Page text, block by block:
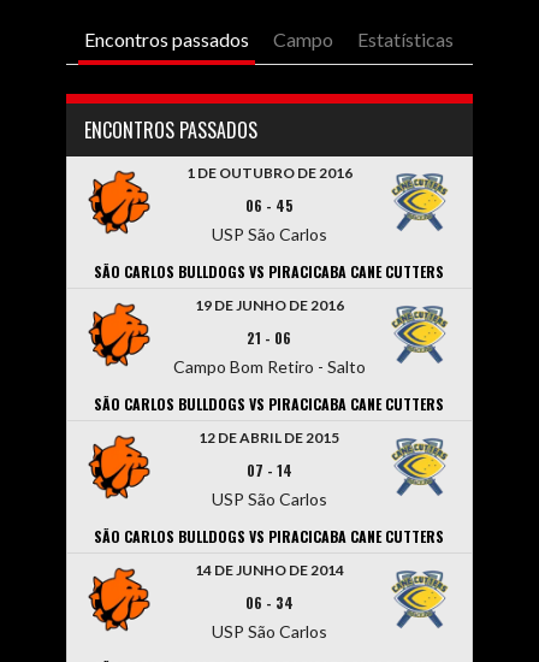
Encontros passados Campo Estatísticas
ENCONTROS PASSADOS
1 DE OUTUBRO DE 2016
06 - 45
USP São Carlos
SÃO CARLOS BULLDOGS VS PIRACICABA CANE CUTTERS
19 DE JUNHO DE 2016
21 - 06
Campo Bom Retiro - Salto
SÃO CARLOS BULLDOGS VS PIRACICABA CANE CUTTERS
12 DE ABRIL DE 2015
07 - 14
USP São Carlos
SÃO CARLOS BULLDOGS VS PIRACICABA CANE CUTTERS
14 DE JUNHO DE 2014
06 - 34
USP São Carlos